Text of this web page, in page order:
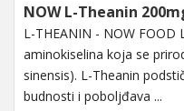
NOW L-Theanin
L-THEANIN - NOW FOOD
aminokiselina koja se
sinensis). L-Theanin
budnosti i poboljđava ...